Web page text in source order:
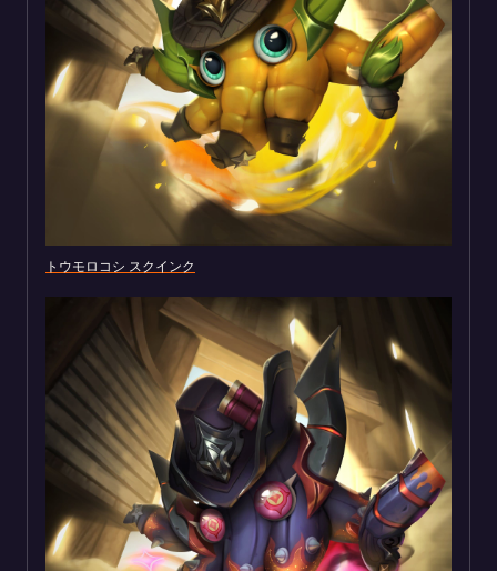
トウモロコシ スクインク